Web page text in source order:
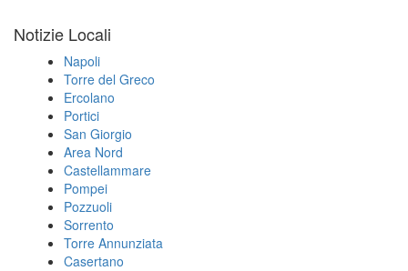
Notizie Locali
Napoli
Torre del Greco
Ercolano
Portici
San Giorgio
Area Nord
Castellammare
Pompei
Pozzuoli
Sorrento
Torre Annunziata
Casertano